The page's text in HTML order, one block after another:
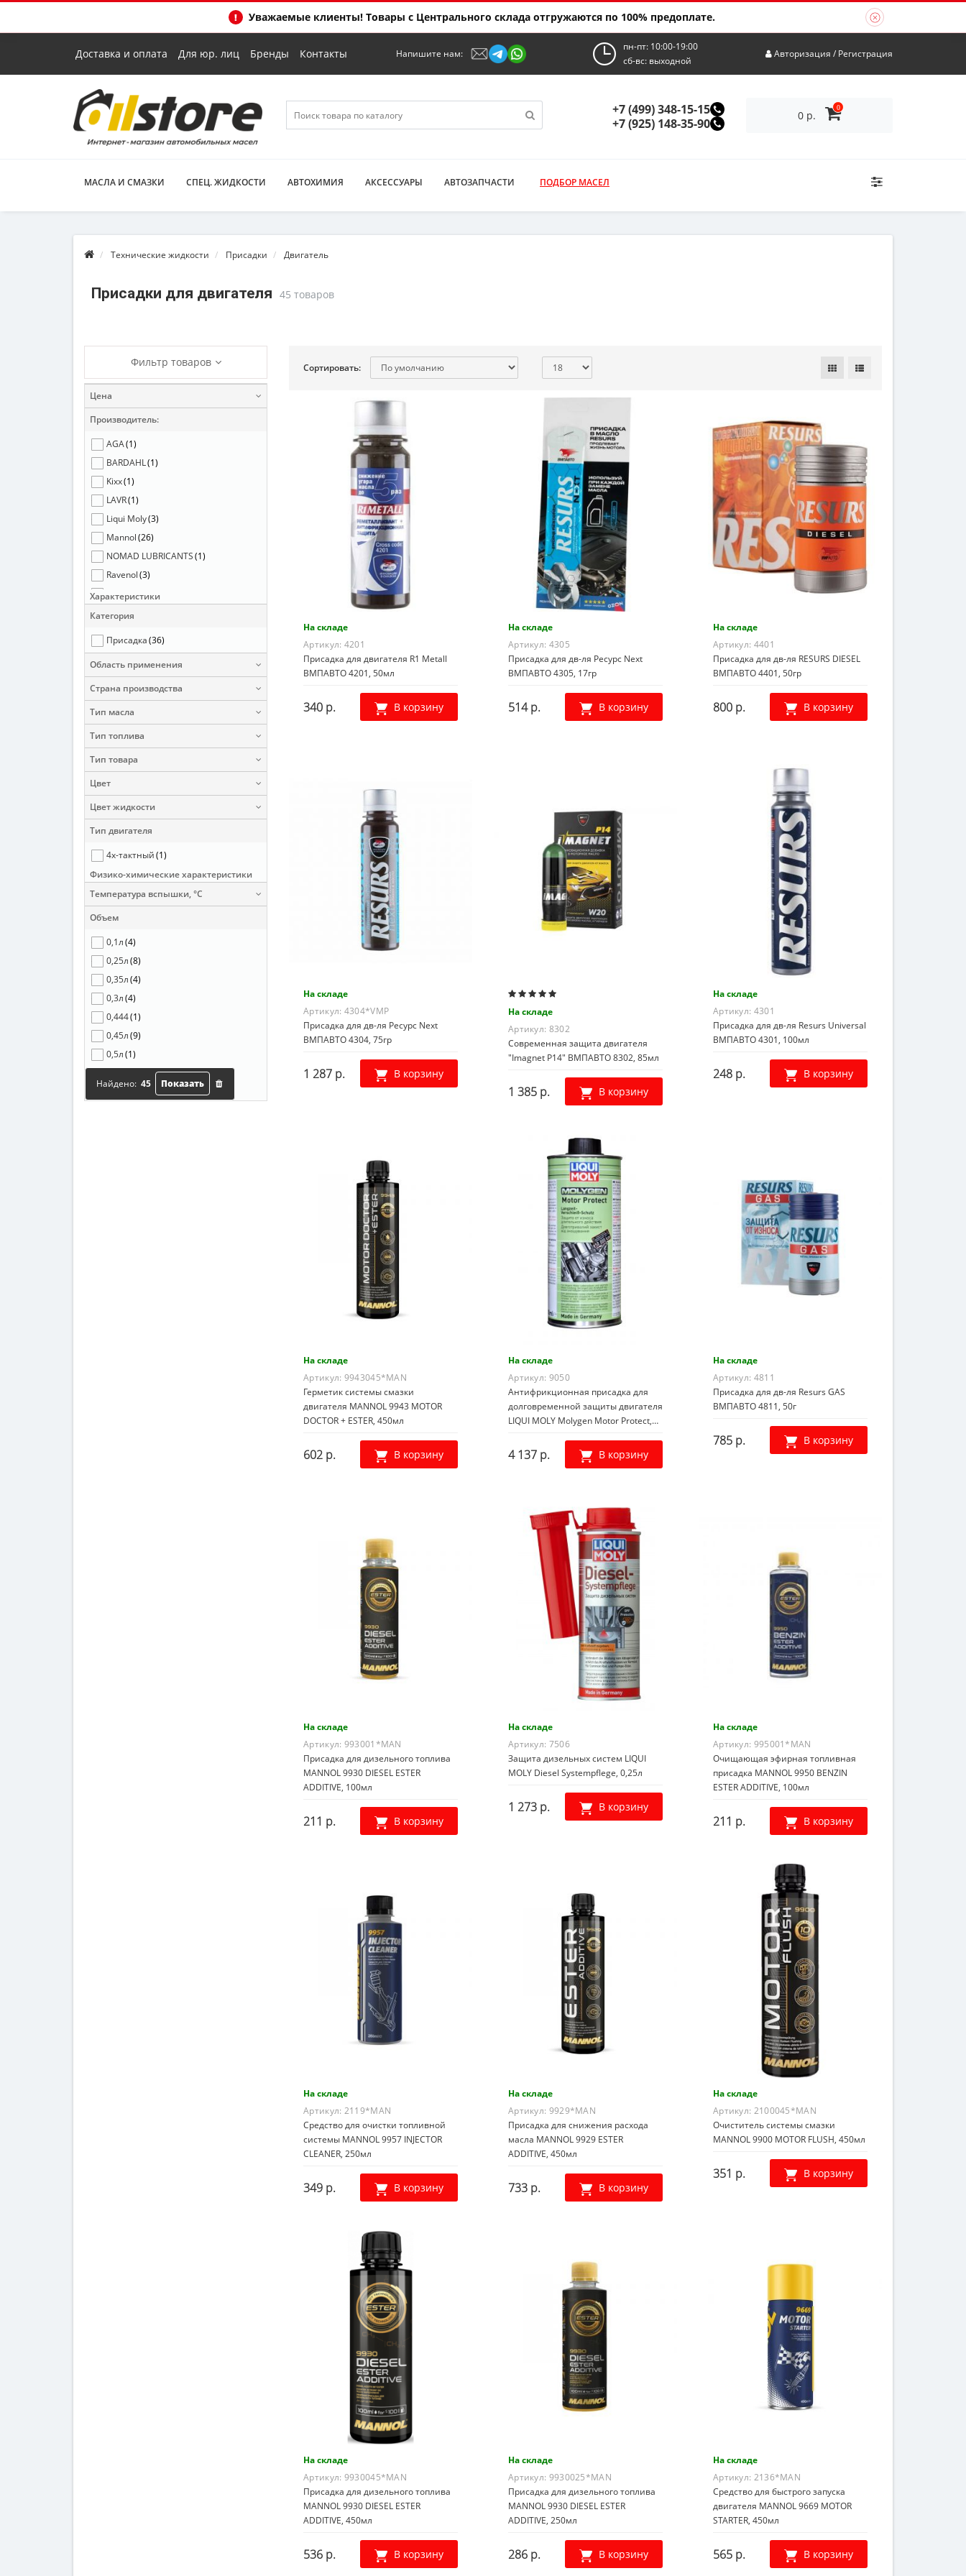
Уважаемые клиенты! Товары с Центрального склада отгружаются по 100% предоплате.
Доставка и оплата Для юр. лиц Бренды Контакты Напишите нам:
пн-пт: 10:00-19:00
сб-вс: выходной
Авторизация / Регистрация
+7 (499) 348-15-15
+7 (925) 148-35-90
0 р.
0
МАСЛА И СМАЗКИ СПЕЦ. ЖИДКОСТИ АВТОХИМИЯ АКСЕССУАРЫ АВТОЗАПЧАСТИ ПОДБОР МАСЕЛ
Технические жидкости Присадки Двигатель
Присадки для двигателя 45 товаров
Фильтр товаров
Цена
Производитель:
AGA(1)
BARDAHL(1)
Kixx(1)
LAVR(1)
Liqui Moly(3)
Mannol(26)
NOMAD LUBRICANTS(1)
Ravenol(3)
VMPAUTO(8)
Характеристики
Категория
Присадка(36)
Область применения
Страна производства
Тип масла
Тип топлива
Тип товара
Цвет
Цвет жидкости
Тип двигателя
4х-тактный(1)
Физико-химические характеристики
Температура вспышки, °С
Объем
0,1л(4)
0,25л(8)
0,35л(4)
0,3л(4)
0,444(1)
0,45л(9)
0,5л(1)
1л (3)
Найдено: 45 Показать
Сортировать:
На складе
Артикул: 4201
Присадка для двигателя R1 Metall
ВМПАВТО 4201, 50мл
340 р. В корзину
На складе
Артикул: 4305
Присадка для дв-ля Ресурс Next
ВМПАВТО 4305, 17гр
514 р. В корзину
На складе
Артикул: 4401
Присадка для дв-ля RESURS DIESEL
ВМПАВТО 4401, 50гр
800 р. В корзину
На складе
Артикул: 4304*VMP
Присадка для дв-ля Ресурс Next
ВМПАВТО 4304, 75гр
1 287 р. В корзину
На складе
Артикул: 8302
Современная защита двигателя
"Imagnet P14" ВМПАВТО 8302, 85мл
1 385 р. В корзину
На складе
Артикул: 4301
Присадка для дв-ля Resurs Universal
ВМПАВТО 4301, 100мл
248 р. В корзину
На складе
Артикул: 9943045*MAN
Герметик системы смазки
двигателя MANNOL 9943 MOTOR
DOCTOR + ESTER, 450мл
602 р. В корзину
На складе
Артикул: 9050
Антифрикционная присадка для
долговременной защиты двигателя
LIQUI MOLY Molygen Motor Protect,
4 137 р. В корзину
На складе
Артикул: 4811
Присадка для дв-ля Resurs GAS
ВМПАВТО 4811, 50г
785 р. В корзину
На складе
Артикул: 993001*MAN
Присадка для дизельного топлива
MANNOL 9930 DIESEL ESTER
ADDITIVE, 100мл
211 р. В корзину
На складе
Артикул: 7506
Защита дизельных систем LIQUI
MOLY Diesel Systempflege, 0,25л
1 273 р. В корзину
На складе
Артикул: 995001*MAN
Очищающая эфирная топливная
присадка MANNOL 9950 BENZIN
ESTER ADDITIVE, 100мл
211 р. В корзину
На складе
Артикул: 2119*MAN
Средство для очистки топливной
системы MANNOL 9957 INJECTOR
CLEANER, 250мл
349 р. В корзину
На складе
Артикул: 9929*MAN
Присадка для снижения расхода
масла MANNOL 9929 ESTER
ADDITIVE, 450мл
733 р. В корзину
На складе
Артикул: 2100045*MAN
Очиститель системы смазки
MANNOL 9900 MOTOR FLUSH, 450мл
351 р. В корзину
На складе
Артикул: 9930045*MAN
Присадка для дизельного топлива
MANNOL 9930 DIESEL ESTER
ADDITIVE, 450мл
536 р. В корзину
На складе
Артикул: 9930025*MAN
Присадка для дизельного топлива
MANNOL 9930 DIESEL ESTER
ADDITIVE, 250мл
286 р. В корзину
На складе
Артикул: 2136*MAN
Средство для быстрого запуска
двигателя MANNOL 9669 MOTOR
STARTER, 450мл
565 р. В корзину